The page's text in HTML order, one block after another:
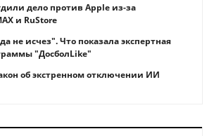
дело против Apple из-за
и RuStore
не исчез". Что показала экспертная
"ДосболLike"
об экстренном отключении ИИ